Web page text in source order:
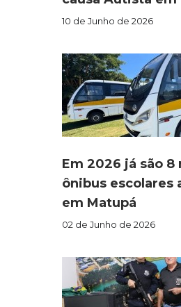
10 de Junho de 2026
Em 2026 já são 8
ônibus escolares
em Matupá
02 de Junho de 2026